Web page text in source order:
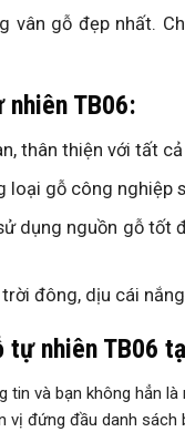
vân gỗ đẹp nhất.
TB06:
thân thiện với tất
loại gỗ công nghiệp
dụng nguồn gỗ tốt
đông, dịu cái
tự nhiên TB06
tin và bạn không hẳn
đứng đầu danh